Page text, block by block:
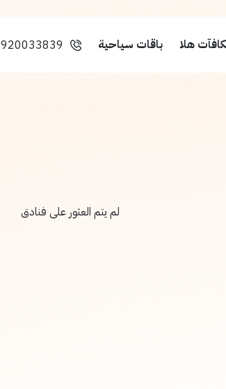
هلا باقات سياحية 920033839
لم يتم العثور على فنادق